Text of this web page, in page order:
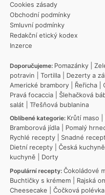
Cookies zásady
Obchodní podmínky
Smluvní podmínky
Redakční etický kodex
Inzerce
Doporučujeme: Pomazánky
potravin
Tortilla Dezerty a
Americké brambory
Řeřicha
Pravá focaccia
Šlehačková
salát
Třešňová bublanina
Oblíbené kategorie: Krůtí maso
Bramborová jídla
Pomalý
Rychlé recepty
Snadné
Dietní recepty
Česká kuchyně
kuchyně
Dorty
Populární recepty: Čokoládové
Buchtičky s krémem
Rajská
Cheesecake
Čočková polévka